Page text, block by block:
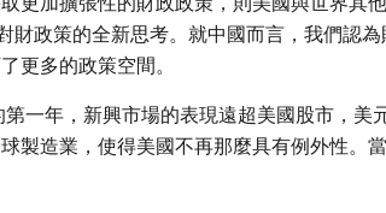
財政策的全新思考。就中國而言，我們認
更多的政策空間。
一年，新興市場的表現遠超美國股市，美
製造業，使得美國不再那麼具有例外性。